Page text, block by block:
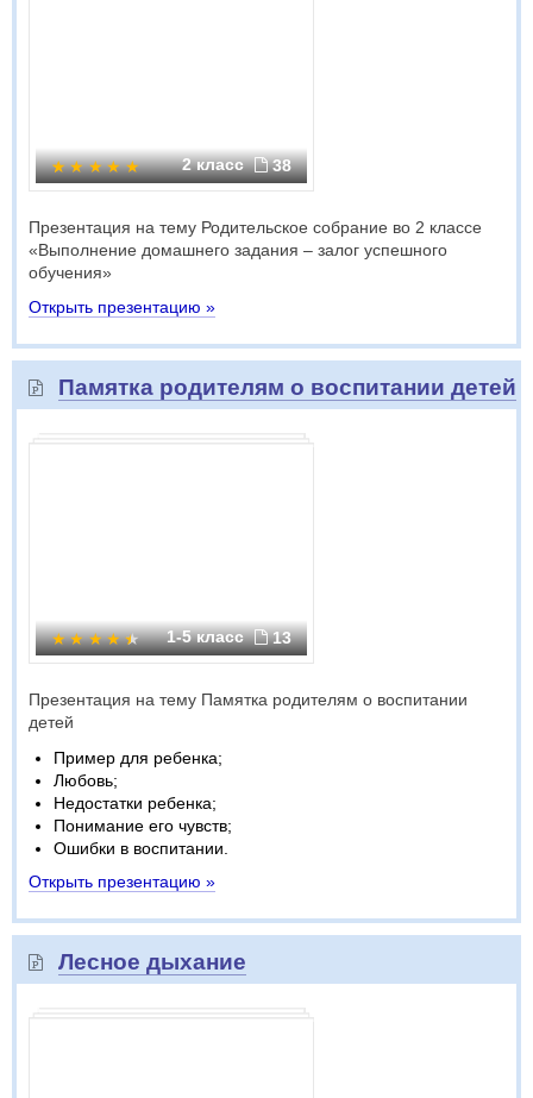
2 класс 38
Презентация на тему Родительское собрание во 2 классе
«Выполнение домашнего задания – залог успешного
обучения»
Открыть презентацию »
Памятка родителям о воспитании детей
1-5 класс 13
Презентация на тему Памятка родителям о воспитании
детей
Пример для ребенка;
Любовь;
Недостатки ребенка;
Понимание его чувств;
Ошибки в воспитании.
Открыть презентацию »
Лесное дыхание